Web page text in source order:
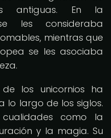
antiguas. En la
les consideraba
mientras que
se les asociaba
los unicornios ha
lo largo de los siglos.
como la
y la magia. Su